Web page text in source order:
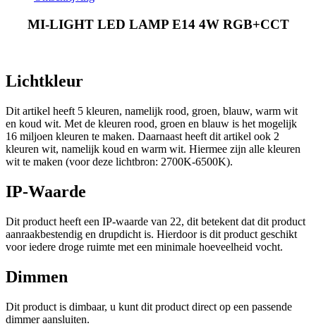
MI-LIGHT LED LAMP E14 4W RGB+CCT
Lichtkleur
Dit artikel heeft 5 kleuren, namelijk rood, groen, blauw, warm wit
en koud wit. Met de kleuren rood, groen en blauw is het mogelijk
16 miljoen kleuren te maken. Daarnaast heeft dit artikel ook 2
kleuren wit, namelijk koud en warm wit. Hiermee zijn alle kleuren
wit te maken (voor deze lichtbron: 2700K-6500K).
IP-Waarde
Dit product heeft een IP-waarde van 22, dit betekent dat dit product
aanraakbestendig en drupdicht is. Hierdoor is dit product geschikt
voor iedere droge ruimte met een minimale hoeveelheid vocht.
Dimmen
Dit product is dimbaar, u kunt dit product direct op een passende
dimmer aansluiten.